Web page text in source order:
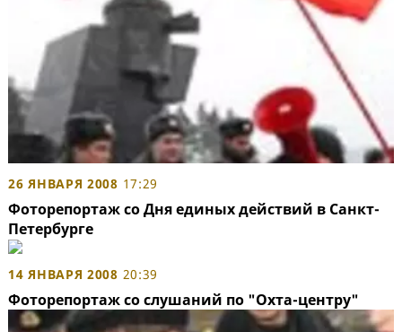
26 ЯНВАРЯ 2008 17:29
Фоторепортаж со Дня единых действий в Санкт-
Петербурге
14 ЯНВАРЯ 2008 20:39
Фоторепортаж со слушаний по "Охта-центру"